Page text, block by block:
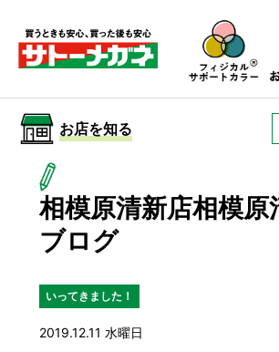
サトーメガネを知る
サトーメガネについて
01 サトー
検査
お店を知る
お店を知る
相模原清新店相模原
ブログ
いってきました！
2019.12.11 水曜日